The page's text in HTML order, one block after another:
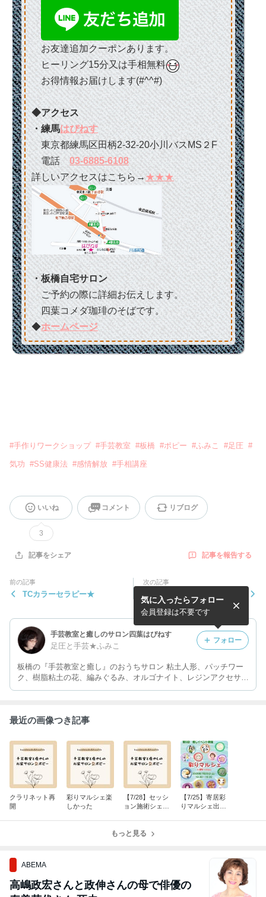
お友達追加クーポンあります。
ヒーリング15分又は手相無料
お得情報お届けします(#^^#)
◆アクセス
・練馬はぴねす
東京都練馬区田柄2-32-20小川バスMS２F
電話03-6885-6108
詳しいアクセスはこちら→★★★
・板橋自宅サロン
ご予約の際に詳細お伝えします。
四葉コメダ珈琲のそばです。
◆ホームページ
#手作りワークショップ #手芸教室 #板橋 #ポピー #ふみこ #足圧 #
気功 #SS健康法 #感情解放 #手相講座
いいね
3
コメント リブログ
記事をシェア 記事を報告する
前の記事
TCカラーセラピー★
次の記事
手芸教室と癒しのサロン四葉はぴねす
足圧と手芸★ふみこ
板橋の『手芸教室と癒し』のおうちサロン 粘土人形、パッチワー
ク、樹脂粘土の花、編みぐるみ、オルゴナイト、レジンアクセサリ
ー、入学入園のお手伝い…初心者大歓迎！ 足圧・ヘッド・ハン
気に入ったらフォロー
会員登録は不要です
フォロー
最近の画像つき記事
クラリネット再
開
彩りマルシェ楽
しかった
【7/28】セッシ
ョン施術シェア
【7/25】寄居彩
りマルシェ出展
もっと見る
ABEMA
高嶋政宏さんと政伸さんの母で俳優の